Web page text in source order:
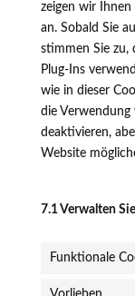
zeigen wir
an. Sobald Sie
stimmen Sie zu,
Plug-Ins
wie in dieser
die
deaktivieren,
Website
7.1 Verwalten
Funktionale